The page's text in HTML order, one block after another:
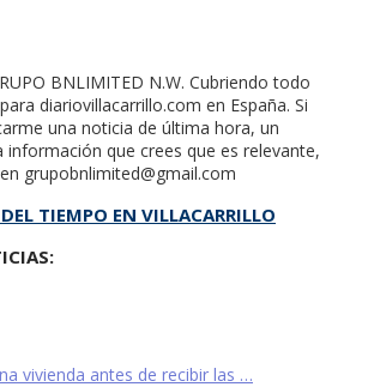
BNLIMITED N.W. Cubriendo todo
diariovillacarrillo.com en España. Si
una noticia de última hora, un
información que crees que es relevante,
grupobnlimited@gmail.com
TIEMPO EN VILLACARRILLO
vivienda antes de recibir las …